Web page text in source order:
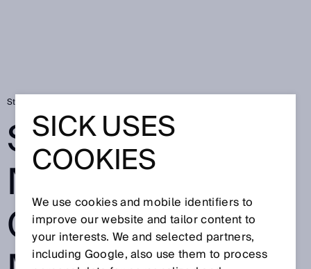
Startseite
SICHERE
NETZWERKINTE
GRATION MIT
SICK USES
COOKIES
We use cookies and mobile identifiers to
improve our website and tailor content to
your interests. We and selected partners,
including Google, also use them to process